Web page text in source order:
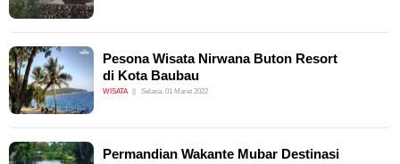
Pesona Wisata Nirwana Buton Resort
di Kota Baubau
WISATA Selasa, 01 Maret 2022
Permandian Wakante Mubar Destinasi